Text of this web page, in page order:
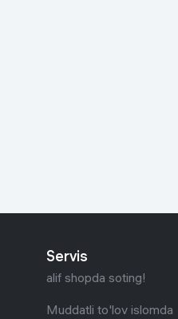
Servis
alif shopda soting!
Muddatli to'lov islomda